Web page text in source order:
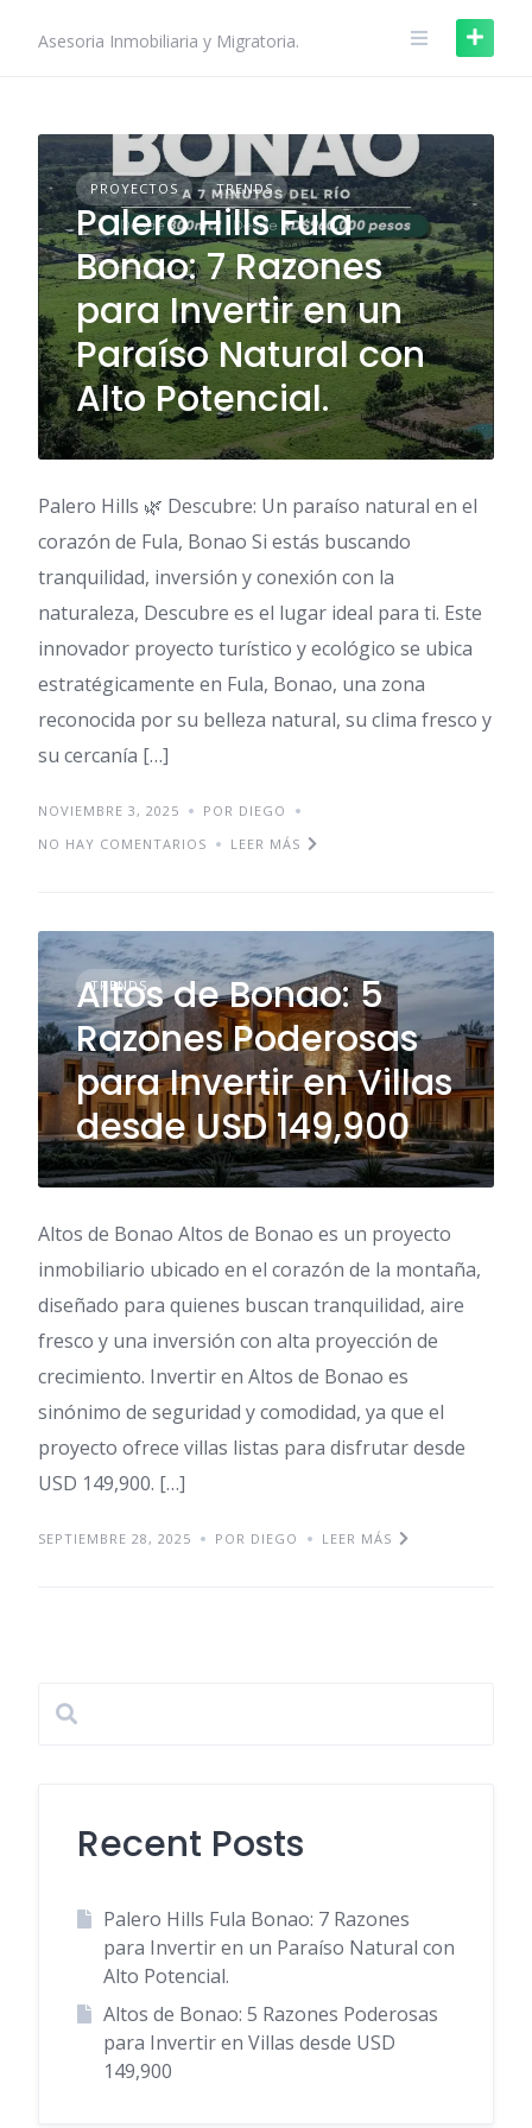
Asesoria Inmobiliaria y Migratoria.
PROYECTOS TRENDS
Palero Hills Fula
Bonao: 7 Razones
para Invertir en un
Paraíso Natural con
Alto Potencial.
Palero Hills 🌿 Descubre: Un paraíso natural en el
corazón de Fula, Bonao Si estás buscando
tranquilidad, inversión y conexión con la
naturaleza, Descubre es el lugar ideal para ti. Este
innovador proyecto turístico y ecológico se ubica
estratégicamente en Fula, Bonao, una zona
reconocida por su belleza natural, su clima fresco y
su cercanía […]
NOVIEMBRE 3, 2025
POR DIEGO
NO HAY COMENTARIOS
LEER MÁS
TRENDS
Altos de Bonao: 5
Razones Poderosas
para Invertir en Villas
desde USD 149,900
Altos de Bonao Altos de Bonao es un proyecto
inmobiliario ubicado en el corazón de la montaña,
diseñado para quienes buscan tranquilidad, aire
fresco y una inversión con alta proyección de
crecimiento. Invertir en Altos de Bonao es
sinónimo de seguridad y comodidad, ya que el
proyecto ofrece villas listas para disfrutar desde
USD 149,900. […]
SEPTIEMBRE 28, 2025 POR DIEGO LEER MÁS
Recent Posts
Palero Hills Fula Bonao: 7 Razones
para Invertir en un Paraíso Natural con
Alto Potencial.
Altos de Bonao: 5 Razones Poderosas
para Invertir en Villas desde USD
149,900